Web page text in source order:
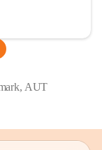
AUT